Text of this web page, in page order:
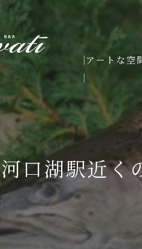
アートな空
河口湖駅近く